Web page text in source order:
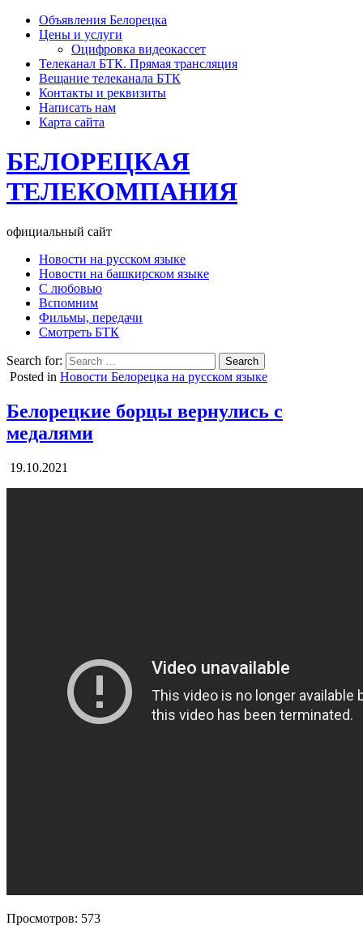
Объявления Белорецка
Цены и услуги
Оцифровка видеокассет
Телеканал БТК. Прямая трансляция
Вещание телеканала БТК
Контакты и реквизиты
Написать нам
Карта сайта
БЕЛОРЕЦКАЯ
ТЕЛЕКОМПАНИЯ
официальный сайт
Новости на русском языке
Новости на башкирском языке
С любовью
Вспомним
Фильмы, передачи
Смотреть БТК
Search for:
Posted in Новости Белорецка на русском языке
Белорецкие борцы вернулись с
медалями
19.10.2021
Просмотров: 573